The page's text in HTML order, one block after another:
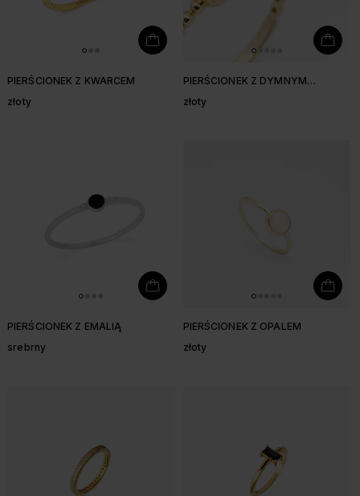
PIERŚCIONEK Z KWARCEM
złoty
PIERŚCIONEK Z DYMNYM
złoty
PIERŚCIONEK Z EMALIĄ
srebrny
PIERŚCIONEK Z OPALEM
złoty